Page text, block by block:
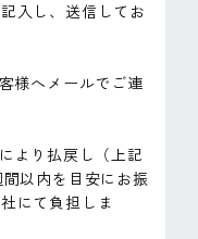
入し、送信してお
様へメールでご連
より払戻し（上記
以内を目安にお振
にて負担しま